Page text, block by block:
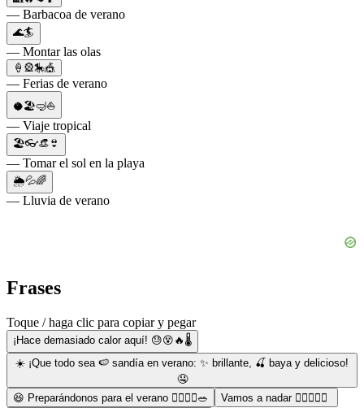
— Barbacoa de verano
🌊🏄
— Montar las olas
🍦🎡🎠🎪
— Ferias de verano
🥥🏖🤿⛵
— Viaje tropical
🏖👓👒👙
— Tomar el sol en la playa
🌦💦🌈
— Lluvia de verano
Frases
Toque / haga clic para copiar y pegar
¡Hace demasiado calor aquí! 😓😵🔥🌡
☀️ ¡Que todo sea 🍉 sandía en verano: ✨ brillante, 🍒 baya y delicioso!
🤤
😆 Preparándonos para el verano 🏃‍♀️🏋️‍♀️🥗
Vamos a nadar 🏊‍♂️🏄‍♀️💦